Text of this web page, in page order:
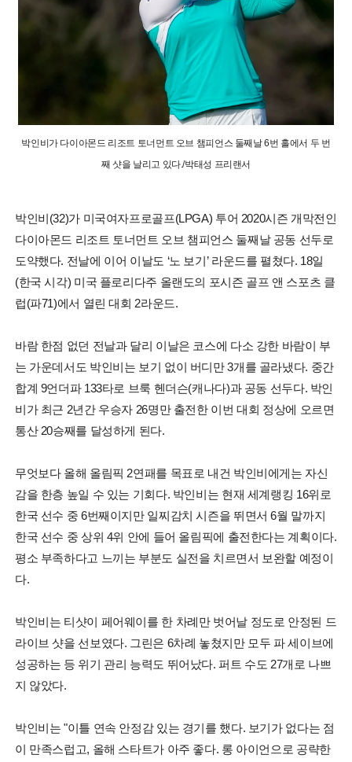
박인비가 다이아몬드 리조트 토너먼트 오브 챔피언스 둘째날 6번 홀에서 두 번
째 샷을 날리고 있다./박태성 프리랜서
박인비(32)가 미국여자프로골프(LPGA) 투어 2020시즌 개막전인
다이아몬드 리조트 토너먼트 오브 챔피언스 둘째날 공동 선두로
도약했다. 전날에 이어 이날도 ‘노 보기’ 라운드를 펼쳤다. 18일
(한국 시각) 미국 플로리다주 올랜도의 포시즌 골프 앤 스포츠 클
럽(파71)에서 열린 대회 2라운드.
바람 한점 없던 전날과 달리 이날은 코스에 다소 강한 바람이 부
는 가운데서도 박인비는 보기 없이 버디만 3개를 골라냈다. 중간
합계 9언더파 133타로 브룩 헨더슨(캐나다)과 공동 선두다. 박인
비가 최근 2년간 우승자 26명만 출전한 이번 대회 정상에 오르면
통산 20승째를 달성하게 된다.
무엇보다 올해 올림픽 2연패를 목표로 내건 박인비에게는 자신
감을 한층 높일 수 있는 기회다. 박인비는 현재 세계랭킹 16위로
한국 선수 중 6번째이지만 일찌감치 시즌을 뛰면서 6월 말까지
한국 선수 중 상위 4위 안에 들어 올림픽에 출전한다는 계획이다.
평소 부족하다고 느끼는 부분도 실전을 치르면서 보완할 예정이
다.
박인비는 티샷이 페어웨이를 한 차례만 벗어날 정도로 안정된 드
라이브 샷을 선보였다. 그린은 6차례 놓쳤지만 모두 파 세이브에
성공하는 등 위기 관리 능력도 뛰어났다. 퍼트 수도 27개로 나쁘
지 않았다.
박인비는 "이틀 연속 안정감 있는 경기를 했다. 보기가 없다는 점
이 만족스럽고, 올해 스타트가 아주 좋다. 롱 아이언으로 공략한